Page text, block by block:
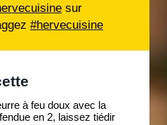
sur
#hervecuisine
à feu doux avec la
en 2, laissez tiédir